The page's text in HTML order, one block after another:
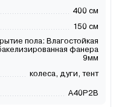
400 см
150 см
пола: Влагостойкая
фанера
9мм
колеса, дуги, тент
A40P2B